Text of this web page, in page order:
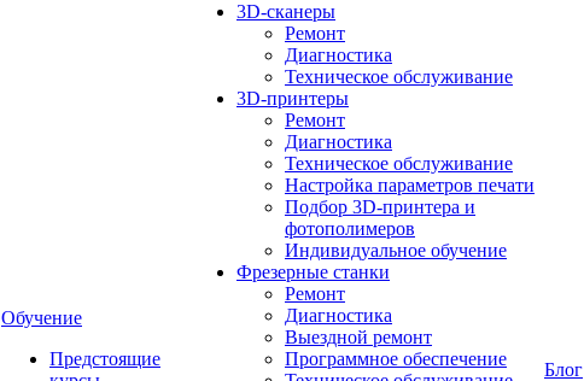
Обучение
Предстоящие
3D-сканеры
Ремонт
Диагностика
Техническое обслуживание
3D-принтеры
Ремонт
Диагностика
Техническое обслуживание
Настройка параметров печати
Подбор 3D-принтера и
фотополимеров
Индивидуальное обучение
Фрезерные станки
Ремонт
Диагностика
Выездной ремонт
Программное обеспечение
Блог